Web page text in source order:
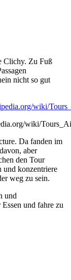
Clichy. Zu Fuß
nicht so gut
wiki/
Da fanden im
aber
den Tour
und konzentriere
weg zu sein.
und
und fahre zu